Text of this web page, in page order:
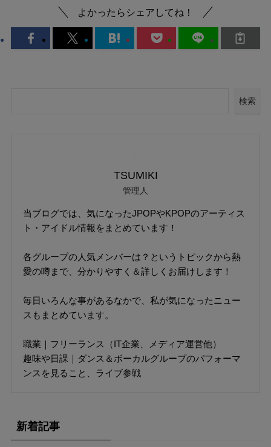
よかったらシェアしてね！
検索
TSUMIKI
管理人
当ブログでは、気になったJPOPやKPOPのアーティス
ト・アイドル情報をまとめています！
各グループの人気メンバーは？というトピックから熱
愛の噂まで、分かりやすく＆詳しくお届けします！
毎日いろんな事があるなかで、私が気になったニュー
スもまとめています。
職業｜フリーランス（IT企業、メディア運営他）
趣味や日課｜ダンス＆ボーカルグループのパフォーマ
ンスを見ること、ライブ参戦
新着記事